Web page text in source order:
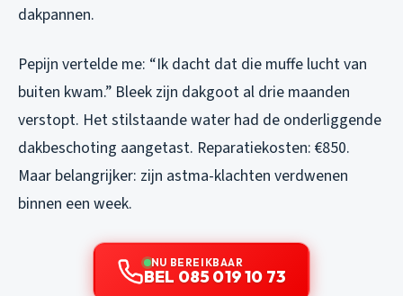
dakpannen.
Pepijn vertelde me: “Ik dacht dat die muffe lucht van
buiten kwam.” Bleek zijn dakgoot al drie maanden
verstopt. Het stilstaande water had de onderliggende
dakbeschoting aangetast. Reparatiekosten: €850.
Maar belangrijker: zijn astma-klachten verdwenen
binnen een week.
NU BEREIKBAAR
BEL 085 019 10 73